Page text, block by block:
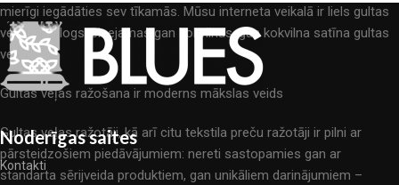
mierīgi iegādāties sev tīkamās. Mūsu interneta veikalā ir liels gultas
veļas katalogs: pieejamas gan kokvilnas, gan kokvilna satīna gultas
veļas.
Gultas veļas ražošana ir moderns mākslas veids
Gultas veļas ražotāji, kā arī citu tekstila preču ražotāji ir pilni ar
pārsteidzošiem piedāvājumiem: nereti sastopamies gan ar
standarta sērijveida produktiem, gan unikāliem darinājumiem –
Noderīgas saites
Kontakti